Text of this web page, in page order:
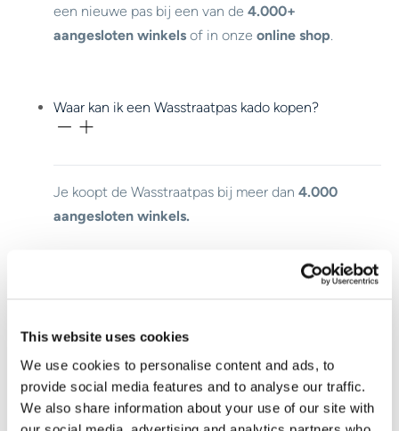
This website uses cookies
We use cookies to personalise content and ads, to
provide social media features and to analyse our traffic.
We also share information about your use of our site with
een nieuwe pas bij een van de 4.000+
aangesloten winkels of in onze online shop.
Waar kan ik een Wasstraatpas kado kopen?
Je koopt de Wasstraatpas bij meer dan 4.000
aangesloten winkels.
Waar kan ik mijn Wasstraapas kado gebruiken?
Benieuwd waar je je Wasstraatpas kado kunt
inzetten?Bekijk hier welke carwashes bij jou in
de buurt meedoen.